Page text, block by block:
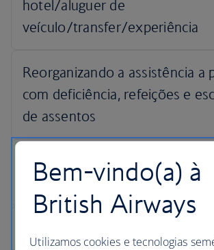
Bem-vindo(a) à
British Airways
Utilizamos cookies e tecnologias